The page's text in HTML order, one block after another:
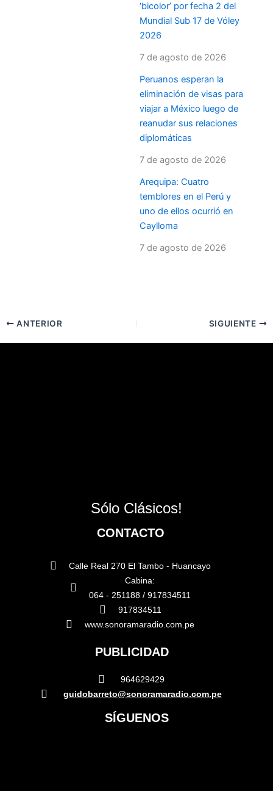
‘bicolor’ por fecha 2 del
Mundial Sub 17 de Vóley
2026
7 de agosto de 2026
Peruanos esperan la
eliminación de visas para
viajar a México luego de
reanudar sus relaciones
diplomáticas
7 de agosto de 2026
Arequipa: Cuatro
temblores en el Perú y
uno de ellos ocurrió en
Caylloma
7 de agosto de 2026
ANTERIOR SIGUIENTE
Sólo Clásicos!
CONTACTO
Calle Real 270 El Tambo - Huancayo
Cabina:
064 - 251188 / 917834511
917834511
www.sonoramaradio.com.pe
PUBLICIDAD
964629429
guidobarreto@sonoramaradio.com.pe
SÍGUENOS